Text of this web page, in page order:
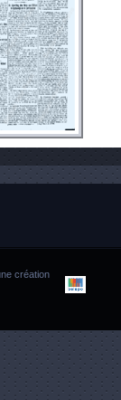
création